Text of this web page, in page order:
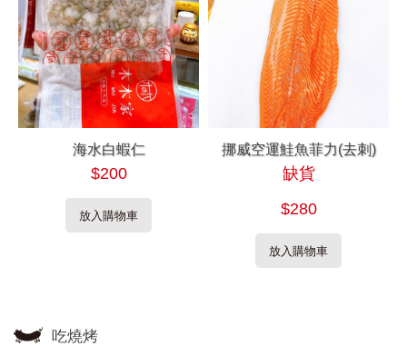
海水白蝦仁
$200
放入購物車
挪威空運鮭魚菲力(去刺)
缺貨
$280
放入購物車
吃燒烤